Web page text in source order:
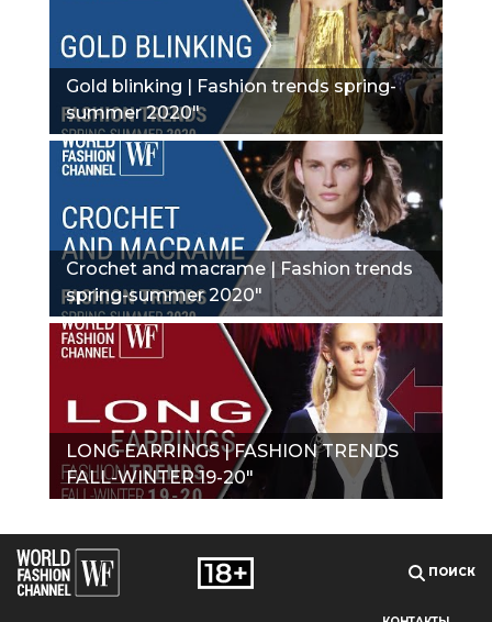
Gold blinking | Fashion trends spring-
summer 2020"
Crochet and macrame | Fashion trends
spring-summer 2020"
LONG EARRINGS | FASHION TRENDS
FALL-WINTER 19-20"
ПОИСК